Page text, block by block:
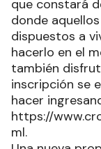
que constará
donde
dispuestos a
hacerlo en el
también
inscripción se
hacer
https://
ml.